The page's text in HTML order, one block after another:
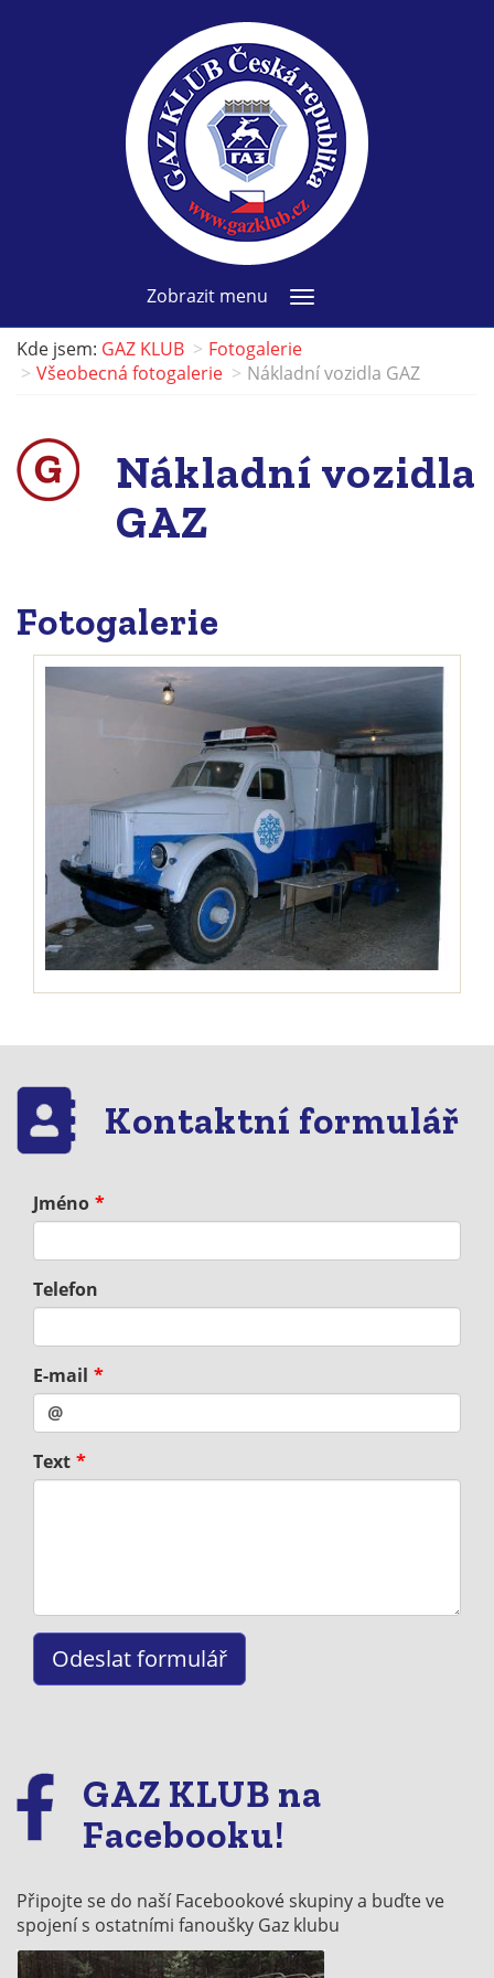
Zobrazit menu
Kde jsem: GAZ KLUB
Fotogalerie
Všeobecná fotogalerie
Nákladní vozidla GAZ
Nákladní vozidla
GAZ
Fotogalerie
Kontaktní formulář
Jméno
Telefon
E-mail
Text
GAZ KLUB na
Facebooku!
Připojte se do naší Facebookové skupiny a buďte ve
spojení s ostatními fanoušky Gaz klubu